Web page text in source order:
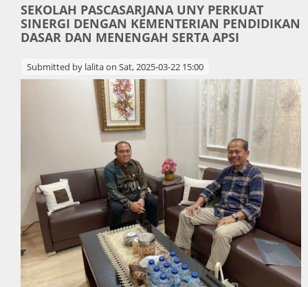
SEKOLAH PASCASARJANA UNY PERKUAT
SINERGI DENGAN KEMENTERIAN PENDIDIKAN
DASAR DAN MENENGAH SERTA APSI
Submitted by lalitaon Sat, 2025-03-22 15:00